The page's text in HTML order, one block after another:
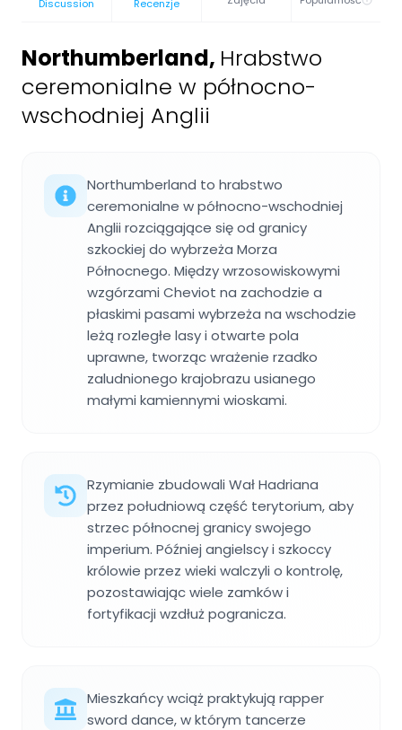
Discussion Recenzje
Northumberland, Hrabstwo
ceremonialne w północno-
wschodniej Anglii
Northumberland to hrabstwo
ceremonialne w północno-wschodniej
Anglii rozciągające się od granicy
szkockiej do wybrzeża Morza
Północnego. Między wrzosowiskowymi
wzgórzami Cheviot na zachodzie a
płaskimi pasami wybrzeża na wschodzie
leżą rozległe lasy i otwarte pola
uprawne, tworząc wrażenie rzadko
zaludnionego krajobrazu usianego
małymi kamiennymi wioskami.
Rzymianie zbudowali Wał Hadriana
przez południową część terytorium, aby
strzec północnej granicy swojego
imperium. Później angielscy i szkoccy
królowie przez wieki walczyli o kontrolę,
pozostawiając wiele zamków i
fortyfikacji wzdłuż pogranicza.
Mieszkańcy wciąż praktykują rapper
sword dance, w którym tancerze